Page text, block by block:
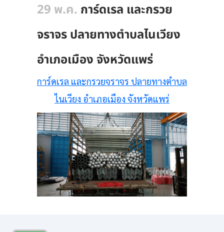
29 พ.ค. การ์ดเรล และกรวย
จราจร ปลายทางตำบลไนเวียง
อำเภอเมือง จังหวัดแพร่
การ์ดเรล และกรวยจราจร ปลายทางตำบล
ไนเวียง อำเภอเมือง จังหวัดแพร่